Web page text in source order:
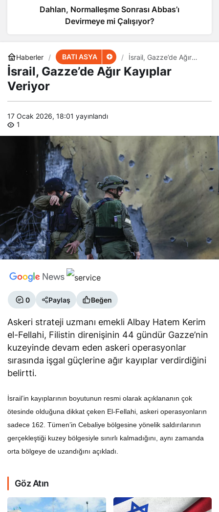
Dahlan, Normalleşme Sonrası Abbas’ı
Devirmeye mi Çalışıyor?
Haberler BATI ASYA
İsrail, Gazze’de Ağır
Kayıplar Veriyor
İsrail, Gazze’de Ağır Kayıplar
Veriyor
17 Ocak 2026, 18:01
yayınlandı
1
0 Paylaş Beğen
Askeri strateji uzmanı emekli Albay Hatem Kerim
el-Fellahi, Filistin direnişinin 44 gündür Gazze’nin
kuzeyinde devam eden askeri operasyonlar
sırasında işgal güçlerine ağır kayıplar verdirdiğini
belirtti.
İsrail’in kayıplarının boyutunun resmi olarak açıklananın çok
ötesinde olduğuna dikkat çeken El-Fellahi, askeri operasyonların
sadece 162. Tümen’in Cebaliye bölgesine yönelik saldırılarının
gerçekleştiği kuzey bölgesiyle sınırlı kalmadığını, aynı zamanda
orta bölgeye de uzandığını açıkladı.
Göz Atın